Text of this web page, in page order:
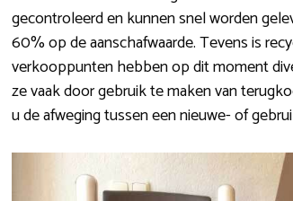
gecontroleerd en kunnen snel worden
60% op de aanschafwaarde. Tevens is
verkooppunten hebben op dit moment
ze vaak door gebruik te maken van
u de afweging tussen een nieuwe- of